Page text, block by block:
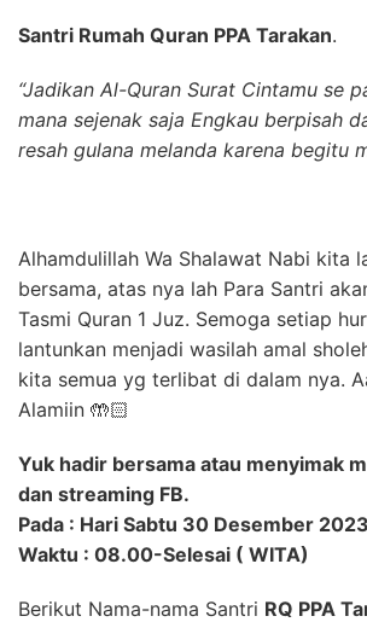
Santri Rumah Quran PPA Tarakan.
“Jadikan Al-Quran Surat Cintamu se
mana sejenak saja Engkau berpisah
resah gulana melanda karena begitu
Alhamdulillah Wa Shalawat Nabi kita
bersama, atas nya lah Para Santri
Tasmi Quran 1 Juz. Semoga setiap
lantunkan menjadi wasilah amal
kita semua yg terlibat di dalam nya.
Alamiin 🤲🏻
Yuk hadir bersama atau menyimak
dan streaming FB.
Pada : Hari Sabtu 30 Desember 2023
Waktu : 08.00-Selesai ( WITA)
Berikut Nama-nama Santri RQ PPA